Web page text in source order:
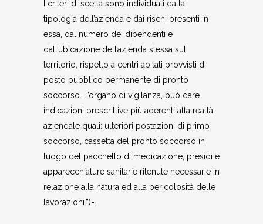
I criteri di scelta sono individuati dalla
tipologia dell’azienda e dai rischi presenti in
essa, dal numero dei dipendenti e
dall’ubicazione dell’azienda stessa sul
territorio, rispetto a centri abitati provvisti di
posto pubblico permanente di pronto
soccorso. L’organo di vigilanza, può dare
indicazioni prescrittive più aderenti alla realtà
aziendale quali: ulteriori postazioni di primo
soccorso, cassetta del pronto soccorso in
luogo del pacchetto di medicazione, presidi e
apparecchiature sanitarie ritenute necessarie in
relazione alla natura ed alla pericolosità delle
lavorazioni.”)-.